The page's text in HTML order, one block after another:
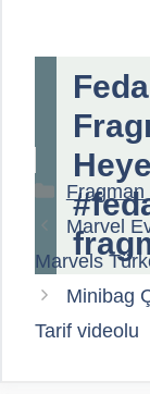
Fragman
Marvel
Marvels
Minibag
Tarif videolu